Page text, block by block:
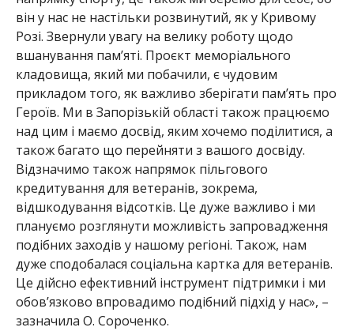
він у нас не настільки розвинутий, як у Кривому
Розі. Звернули увагу на велику роботу щодо
вшанування пам’яті. Проєкт меморіального
кладовища, який ми побачили, є чудовим
прикладом того, як важливо зберігати пам’ять про
Героїв. Ми в Запорізькій області також працюємо
над цим і маємо досвід, яким хочемо поділитися, а
також багато що перейняти з вашого досвіду.
Відзначимо також напрямок пільгового
кредитування для ветеранів, зокрема,
відшкодування відсотків. Це дуже важливо і ми
плануємо розглянути можливість запровадження
подібних заходів у нашому регіоні. Також, нам
дуже сподобалася соціальна картка для ветеранів.
Це дійсно ефективний інструмент підтримки і ми
обов’язково впровадимо подібний підхід у нас», –
зазначила О. Сороченко.